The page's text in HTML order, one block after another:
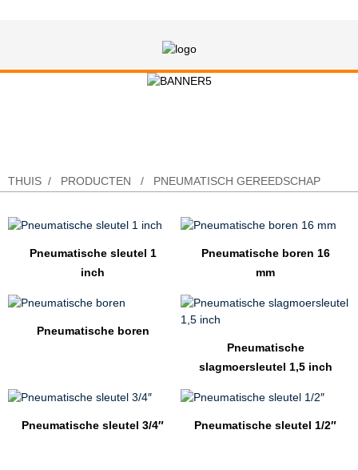
THUIS PRODUCTEN PNEUMATISCH GEREEDSCHAP
Pneumatische sleutel 1
inch
Pneumatische boren 16
mm
Pneumatische boren
Pneumatische
slagmoersleutel 1,5 inch
Pneumatische sleutel 3/4″ Pneumatische sleutel 1/2″